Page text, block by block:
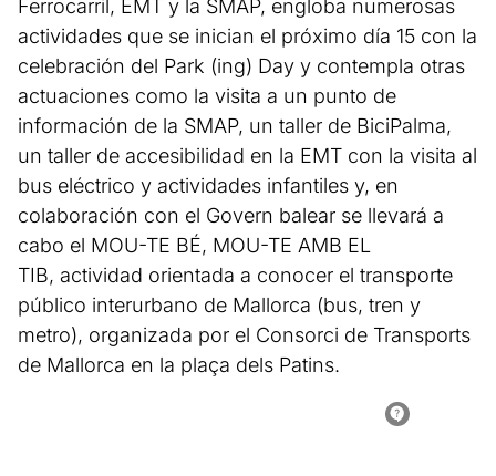
Ferrocarril, EMT y la SMAP, engloba numerosas
actividades que se inician el próximo día 15 con la
celebración del Park (ing) Day y contempla otras
actuaciones como la visita a un punto de
información de la SMAP, un taller de BiciPalma,
un taller de accesibilidad en la EMT con la visita al
bus eléctrico y actividades infantiles y, en
colaboración con el Govern balear se llevará a
cabo el MOU-TE BÉ, MOU-TE AMB EL
TIB, actividad orientada a conocer el transporte
público interurbano de Mallorca (bus, tren y
metro), organizada por el Consorci de Transports
de Mallorca en la plaça dels Patins.